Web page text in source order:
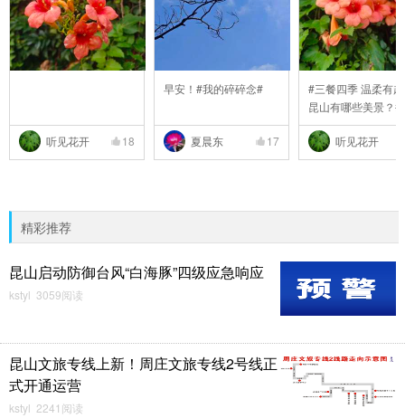
听见花开 18
早安！#我的碎碎念#
夏晨东 17
#三餐四季 温柔有
昆山有哪些美景？#
听见花开
精彩推荐
昆山启动防御台风“白海豚”四级应急响应
kstyl 3059阅读
昆山文旅专线上新！周庄文旅专线2号线正
式开通运营
kstyl 2241阅读